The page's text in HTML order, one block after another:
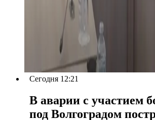
Сегодня 12:21
В аварии с участием
под Волгоградом